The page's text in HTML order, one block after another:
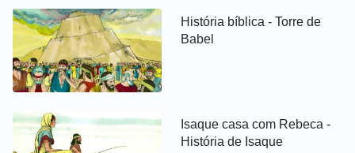
História bíblica - Torre de
Babel
Isaque casa com Rebeca -
História de Isaque